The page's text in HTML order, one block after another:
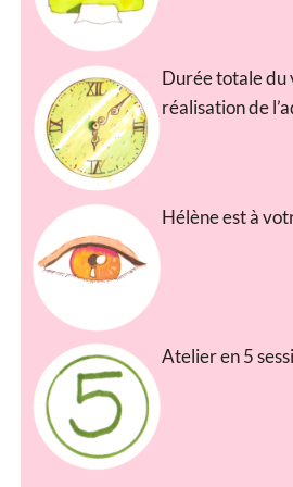
Durée totale du
réalisation de
Hélène est à
Atelier en 5